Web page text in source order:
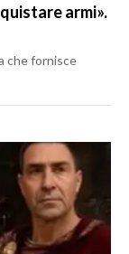
armi».
che fornisce